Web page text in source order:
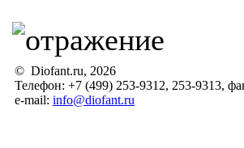
© Diofant.ru, 2026
Телефон: +7 (499) 253-9312, 253-9313,
e-mail: info@diofant.ru